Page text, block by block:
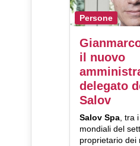
Persone
il nuovo
delegato
Salov
Salov Spa, tra
mondiali del
proprietario dei